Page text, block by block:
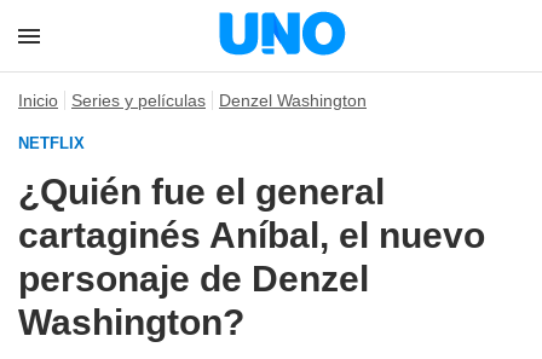
Inicio Series y películas Denzel Washington
NETFLIX
¿Quién fue el general
cartaginés Aníbal, el nuevo
personaje de Denzel
Washington?